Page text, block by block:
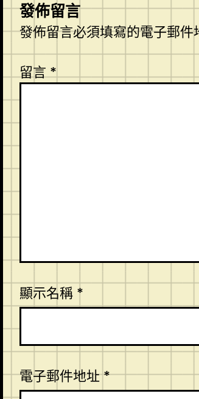
發佈留言
發佈留言必須填寫的電子郵件
留言*
顯示名稱 *
電子郵件地址*